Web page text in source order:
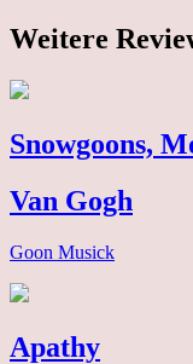
Weitere
Snowgoons,
Van Gogh
Goon Musick
Apathy